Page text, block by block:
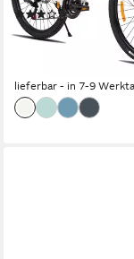
(6)
ab 299,99 €
369,99 €
mtl. in 24 Raten
lieferbar - in 7-9